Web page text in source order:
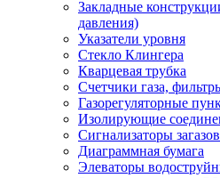
Закладные
давления)
Указатели уровня
Стекло Клингера
Кварцевая трубка
Счетчики газа,
Газорегуляторные
Изолирующие
Сигнализаторы
Диаграммная бумага
Элеваторы